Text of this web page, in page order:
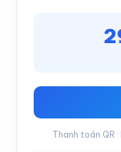
Thanh toán QR